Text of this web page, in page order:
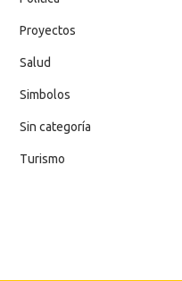
Proyectos
Salud
Simbolos
Sin categoría
Turismo